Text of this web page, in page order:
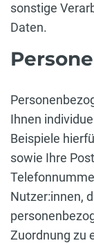
sonstige
Daten.
Ihnen
Beispiele
sowie Ihre
Nutzer:innen,
Zuordnung zu